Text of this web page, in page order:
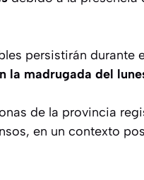
persistirán durante
la madrugada del
de la provincia
en un contexto